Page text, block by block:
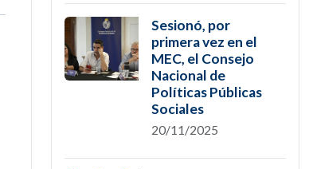
Sesionó, por
primera vez en el
MEC, el Consejo
Nacional de
Políticas Públicas
Sociales
20/11/2025